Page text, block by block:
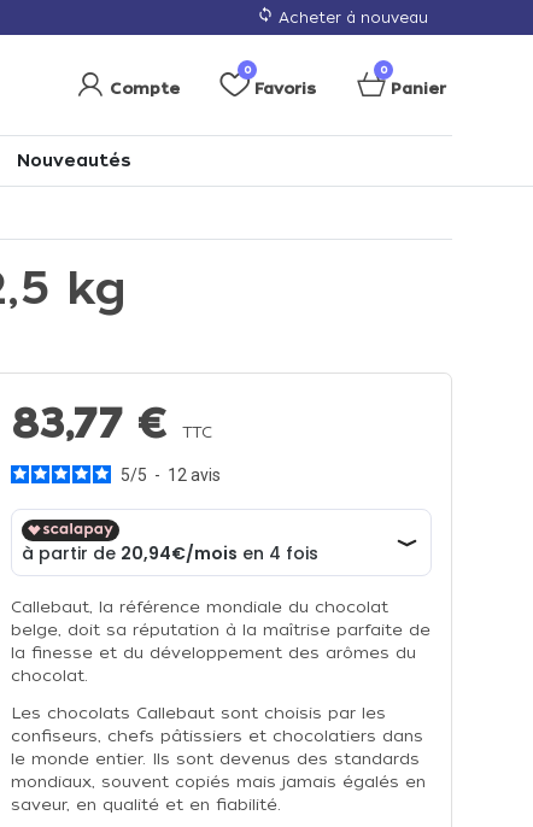
loop Acheter à nouveau
Compte
0
Favoris
0
Panier
Nouveautés
kg
83,77 € TTC
5/5 - 12 avis
Callebaut, la référence mondiale du chocolat
belge, doit sa réputation à la maîtrise parfaite de
la finesse et du développement des arômes du
chocolat.
Les chocolats Callebaut sont choisis par les
confiseurs, chefs pâtissiers et chocolatiers dans
le monde entier. Ils sont devenus des standards
mondiaux, souvent copiés mais jamais égalés en
saveur, en qualité et en fiabilité.